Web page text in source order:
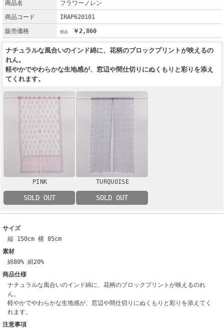
商品名
フラワーノレン
商品コード
IRAP620101
販売価格
￥2,860
ナチュラルな風合いのインド綿に、花柄のブロックプリントが映えるの
れん。
軽やかでやわらかな生地感が、窓辺や間仕切りにぬくもりと彩りを添え
てくれます。
PINK
SOLD OUT
TURQUOISE
SOLD OUT
サイズ
縦 150cm 横 85cm
素材
綿80% 絹20%
商品仕様
ナチュラルな風合いのインド綿に、花柄のブロックプリントが映えるのれ
ん。
軽やかでやわらかな生地感が、窓辺や間仕切りにぬくもりと彩りを添えてく
れます。
注意事項